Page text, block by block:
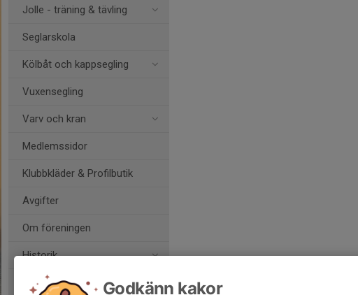
Jolle - träning & tävling
Seglarskola
Kölbåt och kappsegling
Vuxensegling
Varv och kran
Medlemssidor
Klubbkläder & Profilbutik
Avgifter
Om föreningen
Historik
Dokument och protokollGodkänn kakor